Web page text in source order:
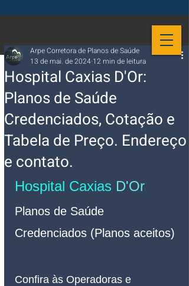
Hospital Caxias D'Or:
Planos de Saúde
Credenciados, Cotação e
Tabela de Preço. Endereço
e contato.
Arpe Corretora de Planos de Saúde
13 de mai. de 2024 12 min de leitura
Hospital Caxias D'Or
Planos de Saúde
Credenciados (Planos aceitos)
Confira às Operadoras e